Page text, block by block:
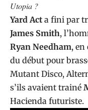
Utopia ?
Yard Act a fini par
James Smith,
Ryan Needham,
du début pour
Mutant Disco,
s’ils avaient trainé
Hacienda futuriste.